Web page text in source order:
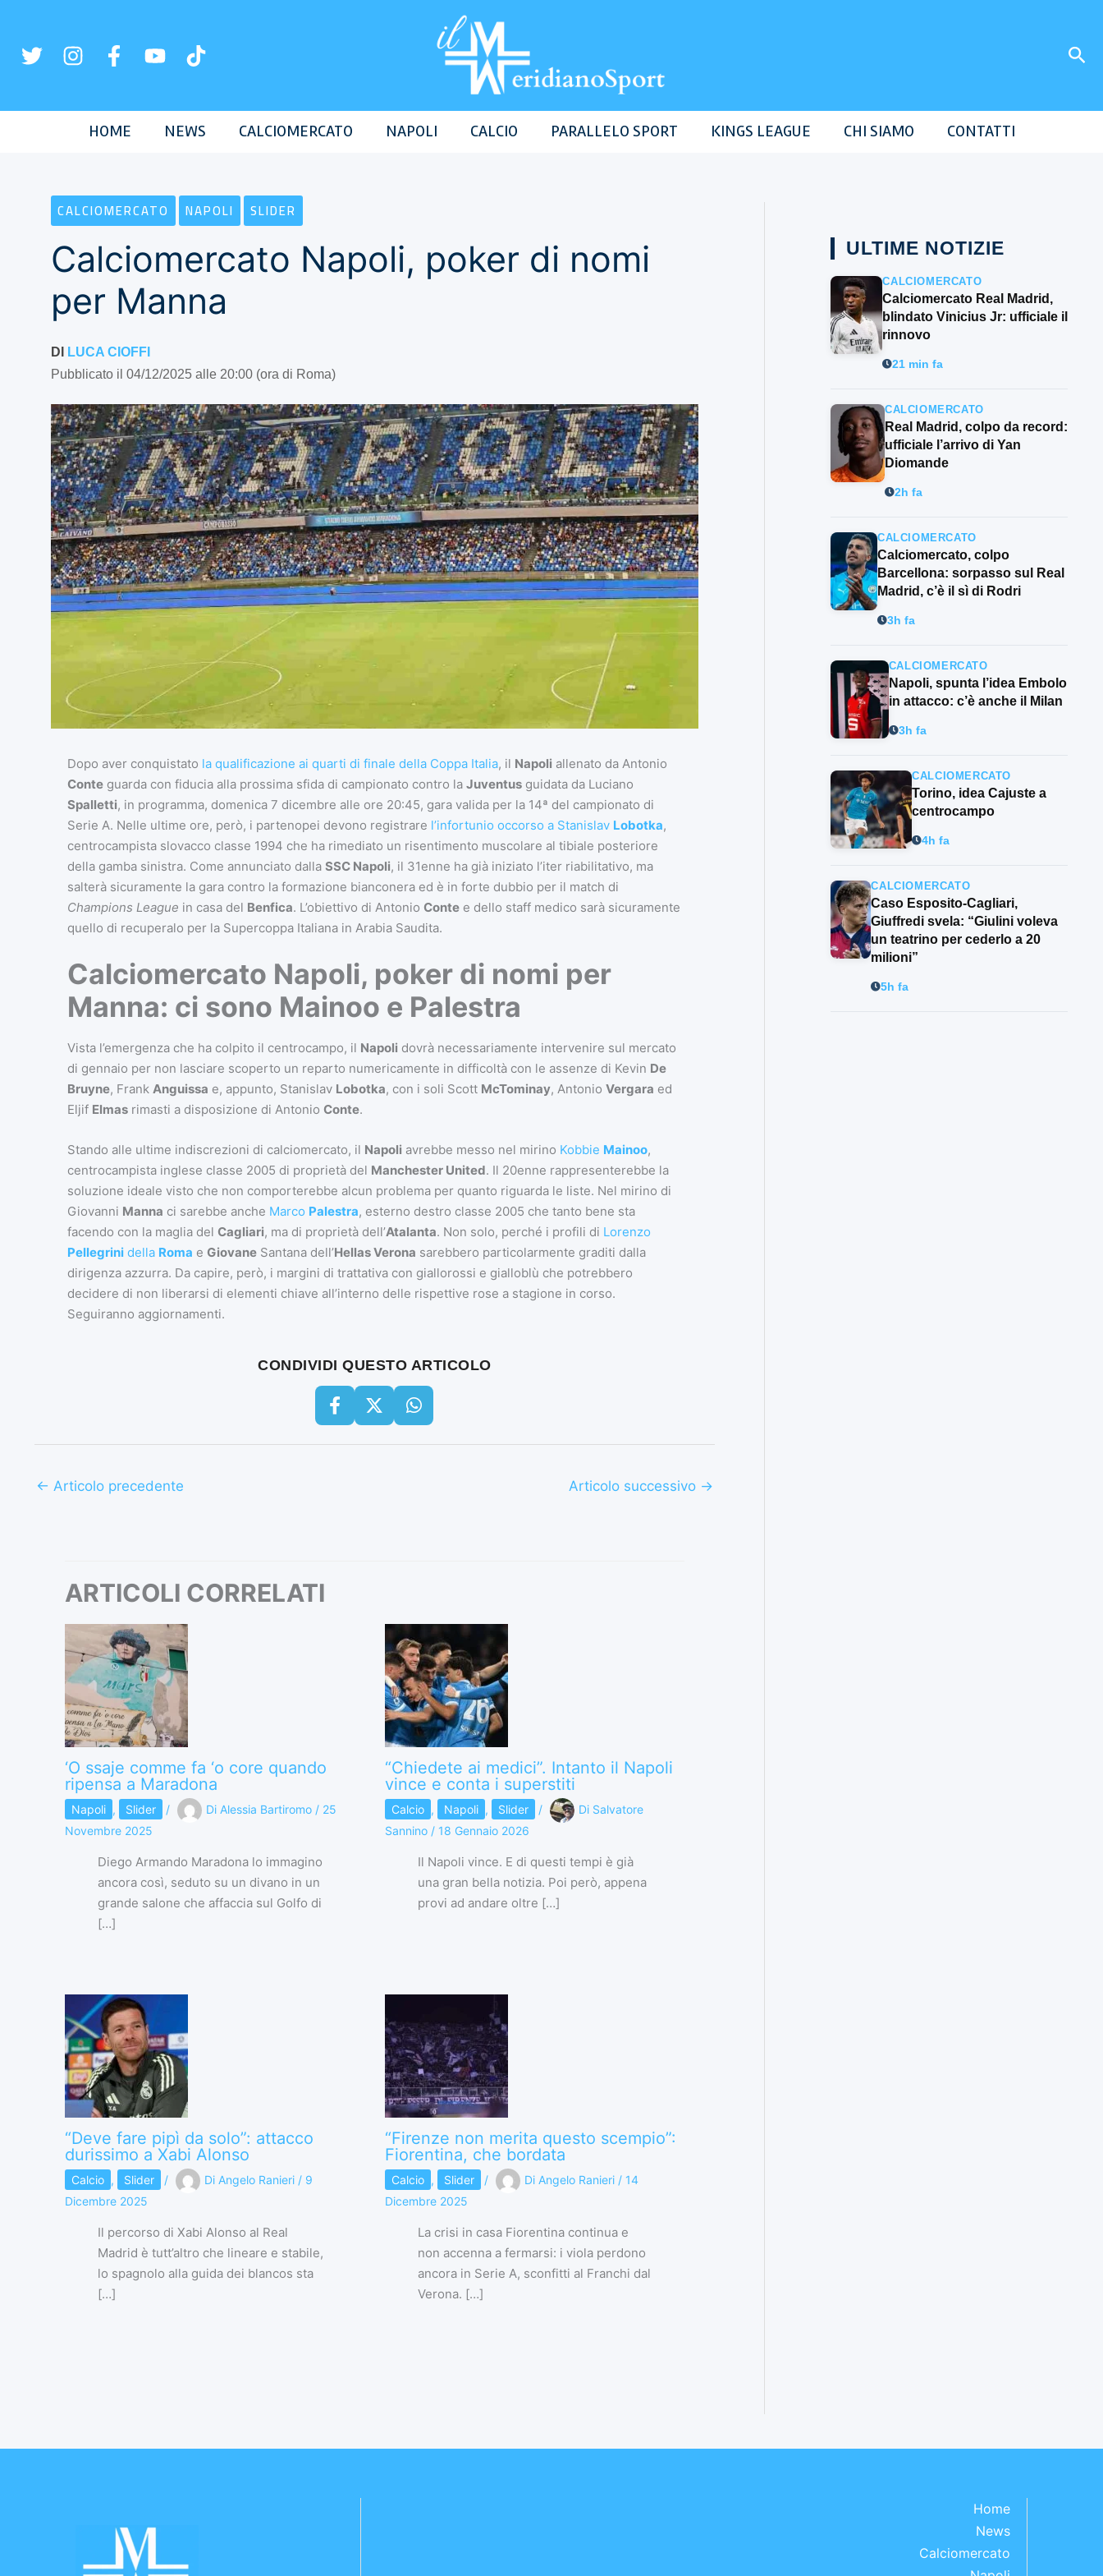
contenuto
HOME NEWS CALCIOMERCATO NAPOLI CALCIO PARALLELO SPORT KINGS LEAGUE CHI SIAMO CONTATTI
CALCIOMERCATO NAPOLI SLIDER
Calciomercato Napoli, poker di nomi
per Manna
DI
LUCA CIOFFI
Pubblicato il 04/12/2025 alle 20:00 (ora di Roma)
Dopo aver conquistato la qualificazione ai quarti di finale della Coppa Italia, il Napoli allenato da Antonio
Conteguarda con fiducia alla prossima sfida di campionato contro la Juventusguidata da Luciano
Spalletti, in programma, domenica 7 dicembre alle ore 20:45, gara valida per la 14ª del campionato di
Serie A. Nelle ultime ore, però, i partenopei devono registrare l’infortunio occorso a Stanislav Lobotka,
centrocampista slovacco classe 1994 che ha rimediato un risentimento muscolare al tibiale posteriore
della gamba sinistra. Come annunciato dalla SSC Napoli, il 31enne ha già iniziato l’iter riabilitativo, ma
salterà sicuramente la gara contro la formazione bianconera ed è in forte dubbio per il match di
Champions League in casa del Benfica. L’obiettivo di Antonio Contee dello staff medico sarà sicuramente
quello di recuperalo per la Supercoppa Italiana in Arabia Saudita.
Calciomercato Napoli, poker di nomi per
Manna: ci sono Mainoo e Palestra
Vista l’emergenza che ha colpito il centrocampo, il Napoli dovrà necessariamente intervenire sul mercato
di gennaio per non lasciare scoperto un reparto numericamente in difficoltà con le assenze di Kevin De
Bruyne, Frank Anguissa e, appunto, Stanislav Lobotka, con i soli Scott McTominay, Antonio Vergara ed
Eljif Elmasrimasti a disposizione di Antonio Conte.
Stando alle ultime indiscrezioni di calciomercato, il Napoli avrebbe messo nel mirino Kobbie Mainoo,
centrocampista inglese classe 2005 di proprietà del Manchester United. Il 20enne rappresenterebbe la
soluzione ideale visto che non comporterebbe alcun problema per quanto riguarda le liste. Nel mirino di
Giovanni Manna ci sarebbe anche Marco Palestra, esterno destro classe 2005 che tanto bene sta
facendo con la maglia del Cagliari, ma di proprietà dell’Atalanta. Non solo, perché i profili di Lorenzo
Pellegrinidella Roma e GiovaneSantana dell’Hellas Verona sarebbero particolarmente graditi dalla
dirigenza azzurra. Da capire, però, i margini di trattativa con giallorossi e gialloblù che potrebbero
decidere di non liberarsi di elementi chiave all’interno delle rispettive rose a stagione in corso.
Seguiranno aggiornamenti.
CONDIVIDI QUESTO ARTICOLO
← Articolo precedente Articolo successivo →
ARTICOLI CORRELATI
‘O ssaje comme fa ‘o core quando
ripensa a Maradona
Napoli , Slider / Di Alessia Bartiromo / 25
Novembre 2025
Diego Armando Maradona lo immagino
ancora così, seduto su un divano in un
grande salone che affaccia sul Golfo di
[…]
“Chiedete ai medici”. Intanto il Napoli
vince e conta i superstiti
Calcio , Napoli , Slider / Di Salvatore
Sannino / 18 Gennaio 2026
Il Napoli vince. E di questi tempi è già
una gran bella notizia. Poi però, appena
provi ad andare oltre […]
“Deve fare pipì da solo”: attacco
durissimo a Xabi Alonso
Calcio , Slider / Di Angelo Ranieri / 9
Dicembre 2025
Il percorso di Xabi Alonso al Real
Madrid è tutt’altro che lineare e stabile,
lo spagnolo alla guida dei blancos sta
[…]
“Firenze non merita questo scempio”:
Fiorentina, che bordata
Calcio , Slider / Di Angelo Ranieri / 14
Dicembre 2025
La crisi in casa Fiorentina continua e
non accenna a fermarsi: i viola perdono
ancora in Serie A, sconfitti al Franchi dal
Verona. […]
ULTIME NOTIZIE
CALCIOMERCATO
Calciomercato Real Madrid,
blindato Vinicius Jr: ufficiale il
rinnovo
21 min fa
CALCIOMERCATO
Real Madrid, colpo da record:
ufficiale l’arrivo di Yan
Diomande
2h fa
CALCIOMERCATO
Calciomercato, colpo
Barcellona: sorpasso sul Real
Madrid, c’è il sì di Rodri
3h fa
CALCIOMERCATO
Napoli, spunta l’idea Embolo
in attacco: c’è anche il Milan
3h fa
CALCIOMERCATO
Torino, idea Cajuste a
centrocampo
4h fa
CALCIOMERCATO
Caso Esposito-Cagliari,
Giuffredi svela: “Giulini voleva
un teatrino per cederlo a 20
milioni”
5h fa
Home
News
Calciomercato